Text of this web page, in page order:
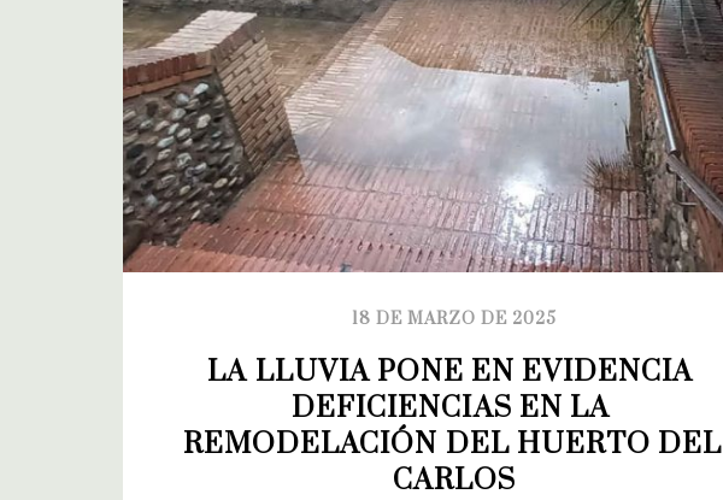
18 DE MARZO DE 2025
LA LLUVIA PONE EN EVIDENCIA
DEFICIENCIAS EN LA
REMODELACIÓN DEL HUERTO DEL
CARLOS